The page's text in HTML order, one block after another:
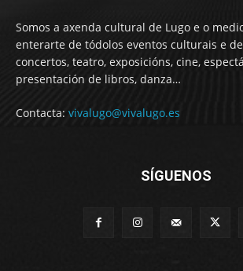
Somos a axenda cultural de Lugo e o
enterarte de tódolos eventos culturais e
concertos, teatro, exposicións, cine,
presentación de libros, danza…
Contacta: vivalugo@vivalugo.es
SÍGUENOS